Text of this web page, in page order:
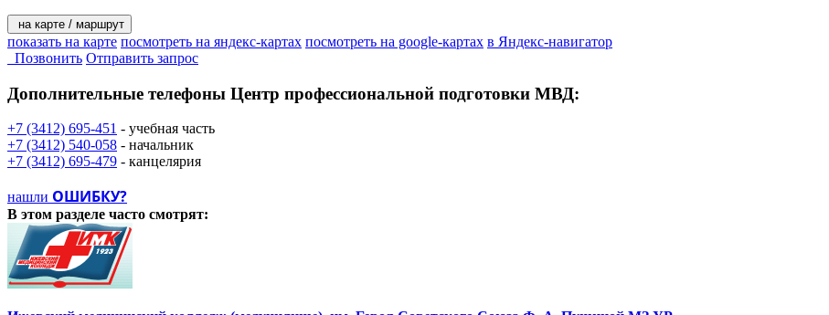
на карте / маршрут
показать на карте посмотреть на яндекс-картах посмотреть на google-картах в Яндекс-навигатор
Позвонить Отправить запрос
Дополнительные телефоны Центр профессиональной подготовки МВД:
+7 (3412) 695-451 - учебная часть
+7 (3412) 540-058 - начальник
+7 (3412) 695-479 - канцелярия
нашли ОШИБКУ?
В этом разделе часто смотрят: